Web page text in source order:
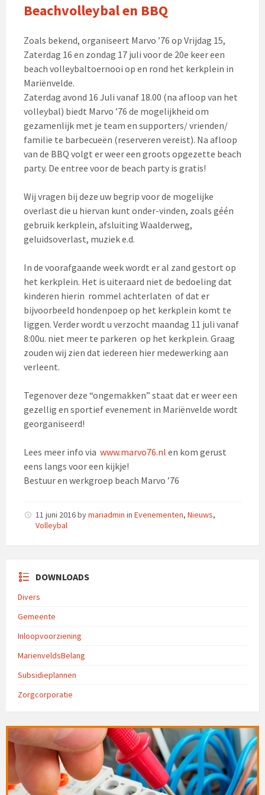
Beachvolleybal en BBQ
Zoals bekend, organiseert Marvo ’76 op Vrijdag 15,
Zaterdag 16 en zondag 17 juli voor de 20e keer een
beach volleybaltoernooi op en rond het kerkplein in
Mariënvelde.
Zaterdag avond 16 Juli vanaf 18.00 (na afloop van het
volleybal) biedt Marvo ’76 de mogelijkheid om
gezamenlijk met je team en supporters/ vrienden/
familie te barbecueën (reserveren vereist). Na afloop
van de BBQ volgt er weer een groots opgezette beach
party. De entree voor de beach party is gratis!
Wij vragen bij deze uw begrip voor de mogelijke
overlast die u hiervan kunt onder-vinden, zoals géén
gebruik kerkplein, afsluiting Waalderweg,
geluidsoverlast, muziek e.d.
In de voorafgaande week wordt er al zand gestort op
het kerkplein. Het is uiteraard niet de bedoeling dat
kinderen hierin rommel achterlaten of dat er
bijvoorbeeld hondenpoep op het kerkplein komt te
liggen. Verder wordt u verzocht maandag 11 juli vanaf
8:00u. niet meer te parkeren op het kerkplein. Graag
zouden wij zien dat iedereen hier medewerking aan
verleent.
Tegenover deze “ongemakken” staat dat er weer een
gezellig en sportief evenement in Mariënvelde wordt
georganiseerd!
Lees meer info via www.marvo76.nl en kom gerust
eens langs voor een kijkje!
Bestuur en werkgroep beach Marvo ’76
11 juni 2016bymariadmin in Evenementen, Nieuws,
Volleybal
DOWNLOADS
Divers
Gemeente
Inloopvoorziening
MarienveldsBelang
Subsidieplannen
Zorgcorporatie